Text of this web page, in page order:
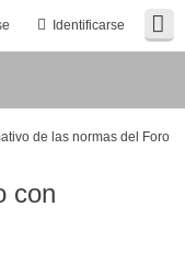
Identificarse
de las normas del Foro
con